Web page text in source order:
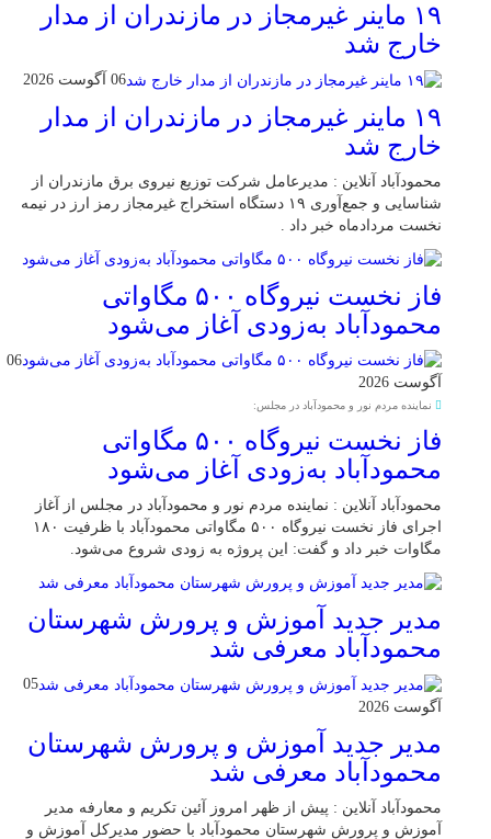
۱۹ ماینر غیرمجاز در مازندران از مدار
خارج شد
06 آگوست 2026
۱۹ ماینر غیرمجاز در مازندران از مدار
خارج شد
محمودآباد آنلاین : مدیرعامل شرکت توزیع نیروی برق مازندران از
شناسایی و جمع‌آوری ۱۹ دستگاه استخراج غیرمجاز رمز ارز در نیمه
نخست مردادماه خبر داد .
فاز نخست نیروگاه ۵۰۰ مگاواتی
محمودآباد به‌زودی آغاز می‌شود
06
آگوست 2026
نماینده مردم نور و محمودآباد در مجلس:
فاز نخست نیروگاه ۵۰۰ مگاواتی
محمودآباد به‌زودی آغاز می‌شود
محمودآباد آنلاین : نماینده مردم نور و محمودآباد در مجلس از آغاز
اجرای فاز نخست نیروگاه ۵۰۰ مگاواتی محمودآباد با ظرفیت ۱۸۰
مگاوات خبر داد و گفت: این پروژه به زودی شروع می‌شود.
مدیر جدید آموزش و پرورش شهرستان
محمودآباد معرفی شد
05
آگوست 2026
مدیر جدید آموزش و پرورش شهرستان
محمودآباد معرفی شد
محمودآباد آنلاین : پیش از ظهر امروز آئین تکریم و معارفه مدیر
آموزش و پرورش شهرستان محمودآباد با حضور مدیرکل آموزش و